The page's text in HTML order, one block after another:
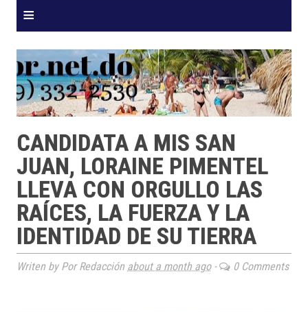
≡
CANDIDATA A MIS SAN
JUAN, LORAINE PIMENTEL
LLEVA CON ORGULLO LAS
RAÍCES, LA FUERZA Y LA
IDENTIDAD DE SU TIERRA
Writen by Por Redacción about a month ago- 0 Comments